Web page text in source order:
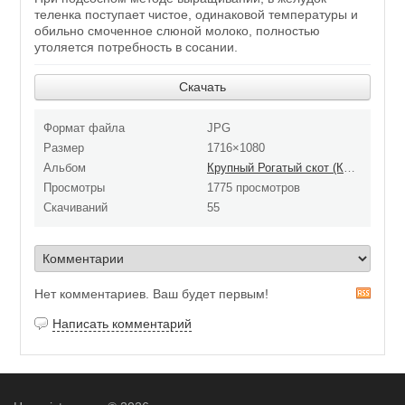
теленка поступает чистое, одинаковой температуры и
обильно смоченное слюной молоко, полностью
утоляется потребность в сосании.
Скачать
Формат файла
JPG
Размер
1716×1080
Альбом
Просмотры
1775 просмотров
Скачиваний
55
Нет комментариев. Ваш будет первым!
Написать комментарий